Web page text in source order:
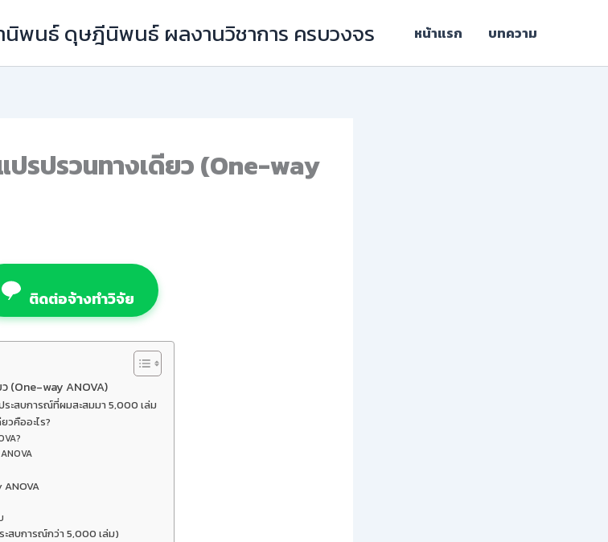
นิพนธ์ ดุษฎีนิพนธ์ ผลงานวิชาการ ครบวงจร หน้าแรก บทความ
ปรปรวนทางเดียว (One-way
ติดต่อจ้างทำวิจัย
(One-way ANOVA)
ระสบการณ์ที่ผมสะสมมา 5,000 เล่ม
วคืออะไร?
ะสบการณ์กว่า 5,000 เล่ม)